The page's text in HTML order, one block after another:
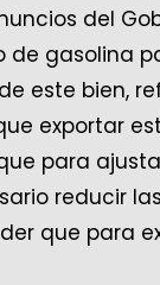
del
de gasolina
este bien,
exportar
para
reducir
que para